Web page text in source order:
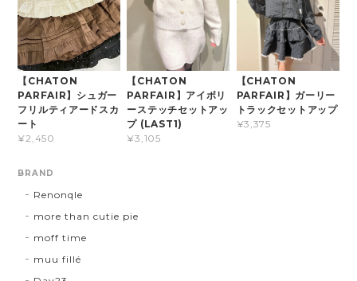
【CHATON
PARFAIR】シュガー
フリルティアードスカ
ート
¥2,450
【CHATON
PARFAIR】アイボリ
ーステッチセットアッ
プ (LAST1)
¥3,105
【CHATON
PARFAIR】ガーリー
トラックセットアップ
¥3,375
BRAND
Renonqle
more than cutie pie
moff time
muu fillé